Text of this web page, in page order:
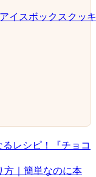
レシピ！『チョコ
方｜簡単なのに本